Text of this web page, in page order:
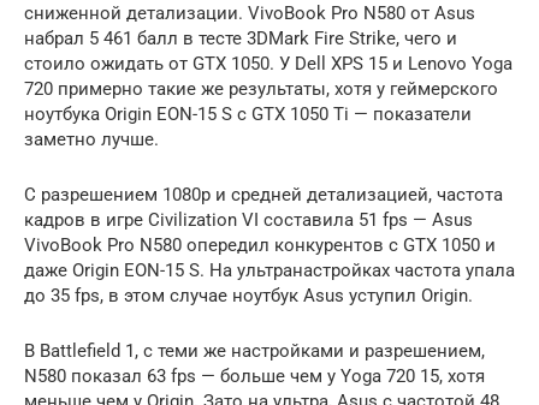
сниженной детализации. VivoBook Pro N580 от Asus
набрал 5 461 балл в тесте 3DMark Fire Strike, чего и
стоило ожидать от GTX 1050. У Dell XPS 15 и Lenovo Yoga
720 примерно такие же результаты, хотя у геймерского
ноутбука Origin EON-15 S с GTX 1050 Ti — показатели
заметно лучше.
С разрешением 1080p и средней детализацией, частота
кадров в игре Civilization VI составила 51 fps — Asus
VivoBook Pro N580 опередил конкурентов с GTX 1050 и
даже Origin EON-15 S. На ультранастройках частота упала
до 35 fps, в этом случае ноутбук Asus уступил Origin.
В Battlefield 1, с теми же настройками и разрешением,
N580 показал 63 fps — больше чем у Yoga 720 15, хотя